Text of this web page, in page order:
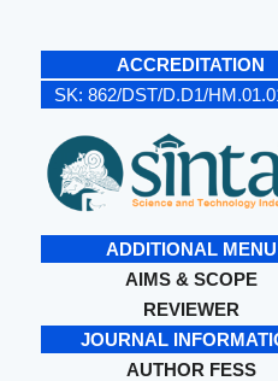
ACCREDITATION
SK: 862/DST/D.D1/
ADDITIONAL MENU
AIMS & SCOPE
REVIEWER
JOURNAL
AUTHOR FESS